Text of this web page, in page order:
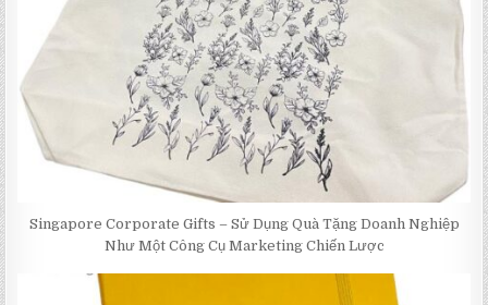
Singapore Corporate Gifts – Sử Dụng Quà Tặng Doanh Nghiệp
Như Một Công Cụ Marketing Chiến Lược